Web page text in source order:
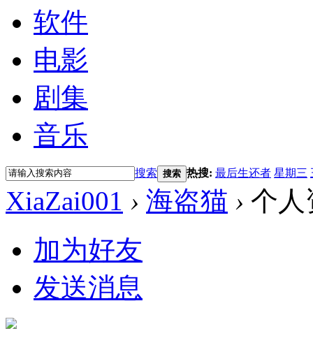
软件
电影
剧集
音乐
搜索 搜索 热搜: 最后生还者 星期三
XiaZai001 › 海盗猫 › 个人
加为好友
发送消息